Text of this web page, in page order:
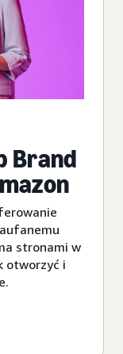
Brand
stronami w
otworzyć i